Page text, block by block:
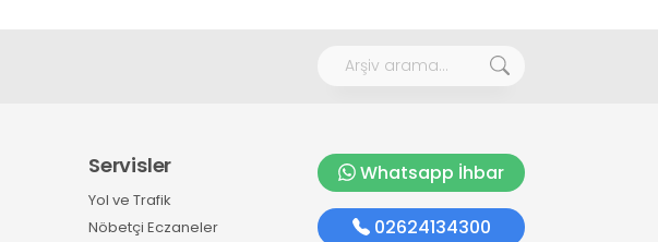
Servisler
Yol ve Trafik
Nöbetçi Eczaneler
Whatsapp İhbar
02624134300